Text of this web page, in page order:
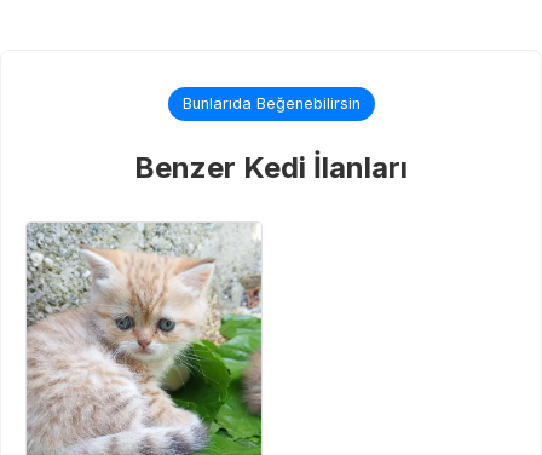
Bunlarıda Beğenebilirsin
Benzer Kedi İlanları